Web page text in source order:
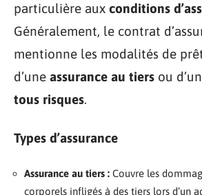
particulière aux conditions
Généralement, le contrat
mentionne les modalités de
d’une assurance au tiers ou
tous risques.
Types d’assurance
Assurance au tiers : Couvre les
corporels infligés à des tiers lors d’un